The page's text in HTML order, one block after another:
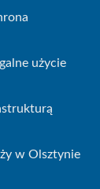
użycie
w Olsztynie